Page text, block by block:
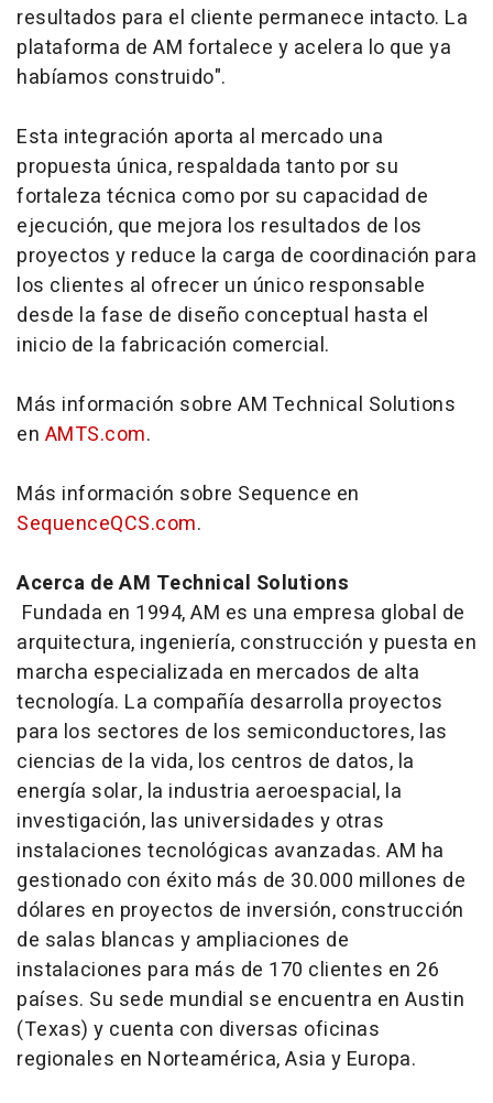
resultados para el cliente permanece intacto. La
plataforma de AM fortalece y acelera lo que ya
habíamos construido".
Esta integración aporta al mercado una
propuesta única, respaldada tanto por su
fortaleza técnica como por su capacidad de
ejecución, que mejora los resultados de los
proyectos y reduce la carga de coordinación para
los clientes al ofrecer un único responsable
desde la fase de diseño conceptual hasta el
inicio de la fabricación comercial.
Más información sobre AM Technical Solutions
en AMTS.com.
Más información sobre Sequence en
SequenceQCS.com.
Acerca de AM Technical Solutions
Fundada en 1994, AM es una empresa global de
arquitectura, ingeniería, construcción y puesta en
marcha especializada en mercados de alta
tecnología. La compañía desarrolla proyectos
para los sectores de los semiconductores, las
ciencias de la vida, los centros de datos, la
energía solar, la industria aeroespacial, la
investigación, las universidades y otras
instalaciones tecnológicas avanzadas. AM ha
gestionado con éxito más de 30.000 millones de
dólares en proyectos de inversión, construcción
de salas blancas y ampliaciones de
instalaciones para más de 170 clientes en 26
países. Su sede mundial se encuentra en Austin
(Texas) y cuenta con diversas oficinas
regionales en Norteamérica, Asia y Europa.